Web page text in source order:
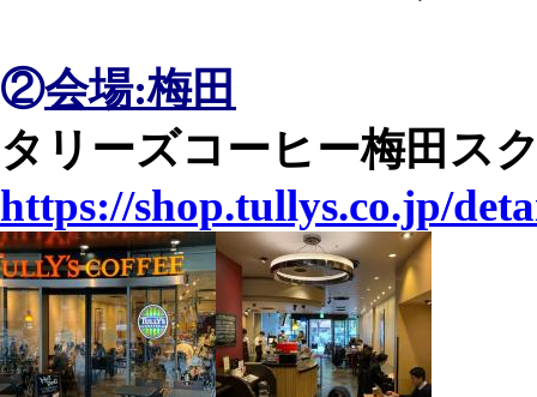
②会場:梅田
タリーズコーヒー梅田ス
https://shop.tullys.co.jp/